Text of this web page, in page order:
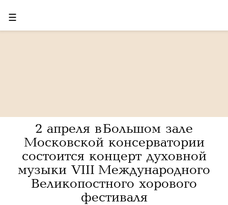
☰
2 апреля в Большом зале
Московской консерватории
состоится концерт духовной
музыки VIII Международного
Великопостного хорового
фестиваля